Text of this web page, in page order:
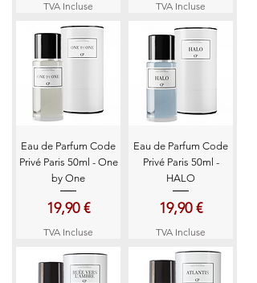
TVA Incluse TVA Incluse
Eau de Parfum Code
Privé Paris 50ml - One
by One
Prix
19,90 €
TVA Incluse
Eau de Parfum Code
Privé Paris 50ml -
HALO
Prix
19,90 €
TVA Incluse